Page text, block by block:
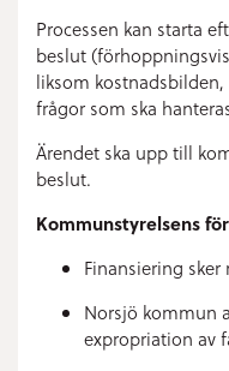
Processen kan starta
beslut
liksom
frågor som ska
Ärendet ska upp till
beslut.
Kommunstyrelsens
Finansiering sker
Norsjö kommun
expropriation av